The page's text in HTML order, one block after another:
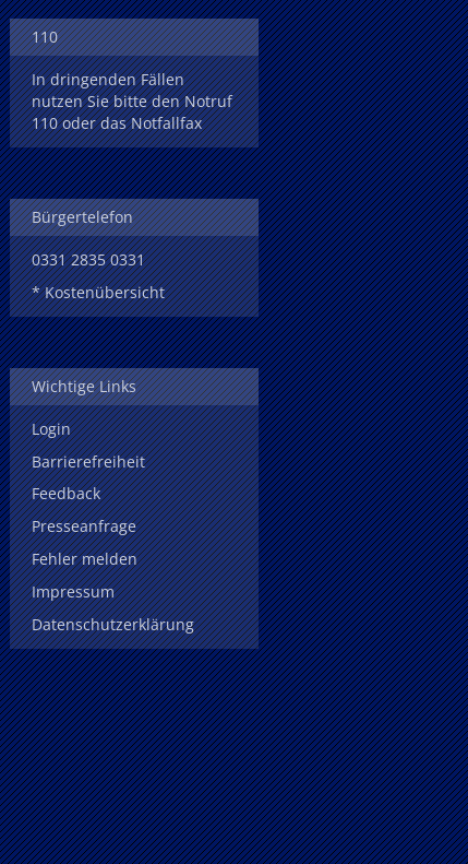
110
In dringenden Fällen
nutzen Sie bitte den Notruf
110 oder das Notfallfax
Bürgertelefon
0331 2835 0331
* Kostenübersicht
Wichtige Links
Login
Barrierefreiheit
Feedback
Presseanfrage
Fehler melden
Impressum
Datenschutzerklärung